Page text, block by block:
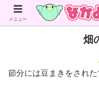
畑
節分には豆まきをされた
メニュー